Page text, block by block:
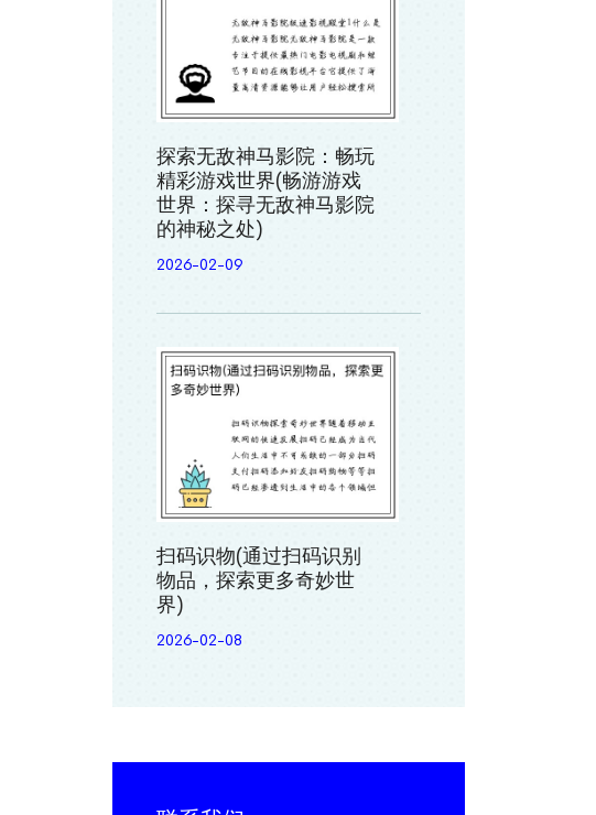
探索无敌神马影院：畅玩
精彩游戏世界(畅游游戏
世界：探寻无敌神马影院
的神秘之处)
2026-02-09
扫码识物(通过扫码识别
物品，探索更多奇妙世
界)
2026-02-08